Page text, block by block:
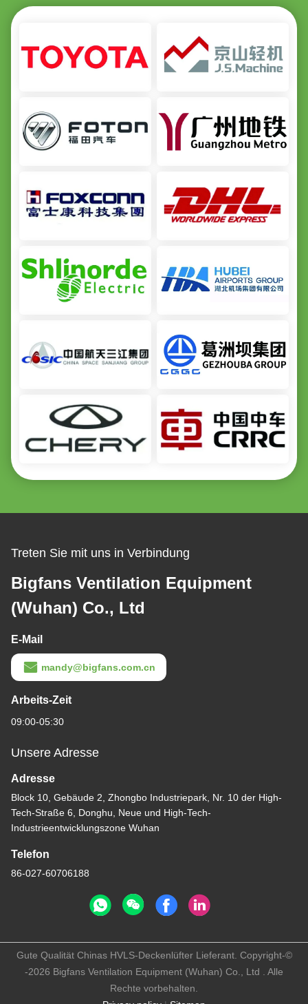
Treten Sie mit uns in Verbindung
Bigfans Ventilation Equipment
(Wuhan) Co., Ltd
E-Mail
mandy@bigfans.com.cn
Arbeits-Zeit
09:00-05:30
Unsere Adresse
Adresse
Block 10, Gebäude 2, Zhongbo Industriepark, Nr. 10 der High-
Tech-Straße 6, Donghu, Neue und High-Tech-
Industrieentwicklungszone Wuhan
Telefon
86-027-60706188
Gute Qualität Chinas HVLS-Deckenlüfter Lieferant. Copyright-©
-2026 Bigfans Ventilation Equipment (Wuhan) Co., Ltd . Alle
Rechte vorbehalten.